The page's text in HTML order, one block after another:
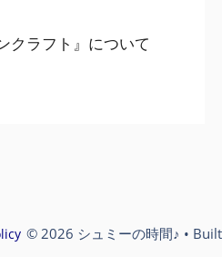
クラフト』について
© 2026 シュミーの時間♪ •